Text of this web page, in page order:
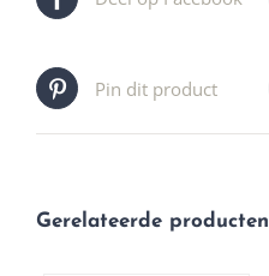
Pin dit product
Gerelateerde producten